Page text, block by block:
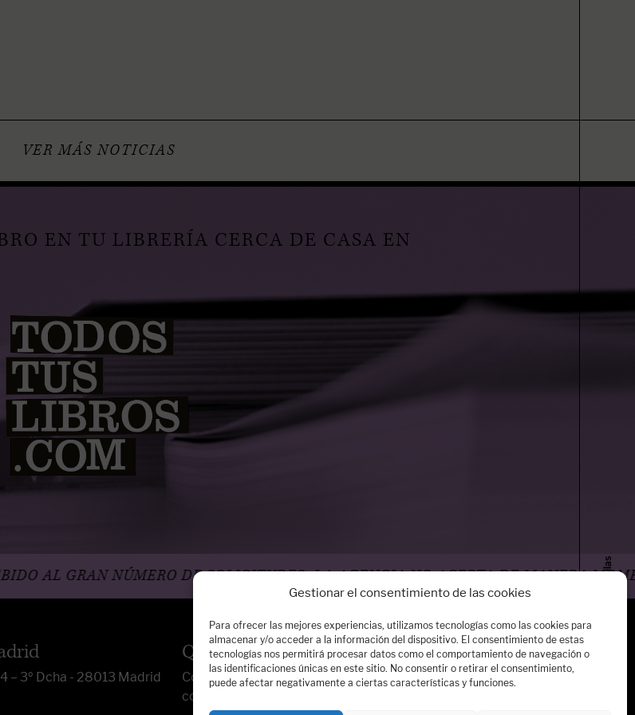
Gestionar el consentimiento de las cookies
Para ofrecer las mejores experiencias, utilizamos tecnologías como las cookies para
almacenar y/o acceder a la información del dispositivo. El consentimiento de estas
tecnologías nos permitirá procesar datos como el comportamiento de navegación o
las identificaciones únicas en este sitio. No consentir o retirar el consentimiento,
puede afectar negativamente a ciertas características y funciones.
VER MÁS NOTICIAS
EN TU LIBRERÍA CERCA DE CASA EN
NÚMERO DE SOLICITUDES, LA AGENCIA NO ACEPTA DE MANERA MOMENTÁNEA
– 3º Dcha - 28013 Madrid
Quiénes somos
Contacta con nosotros:
contacto@dospassos.es